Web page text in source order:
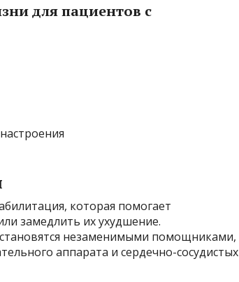
для пациентов с
которая помогает
замедлить их ухудшение.
незаменимыми помощниками,
аппарата и сердечно-сосудистых